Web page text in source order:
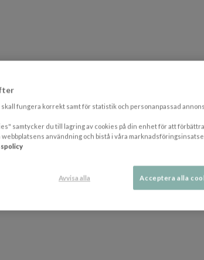
fungera korrekt samt för statistik och personanpassad
samtycker du till lagring av cookies på din enhet för att förbättra
användning och bistå i våra
Avvisa alla Acceptera alla